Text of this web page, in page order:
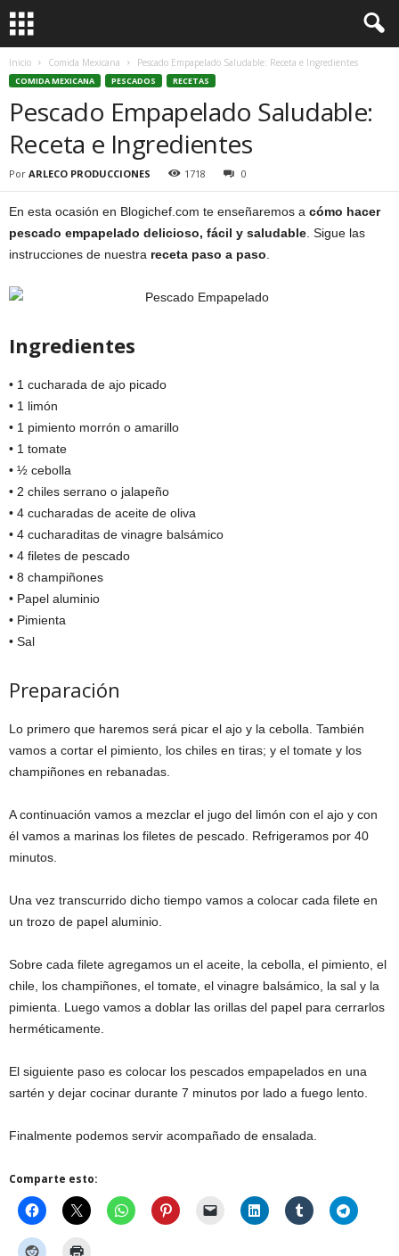
Inicio Comida Mexicana Pescado Empapelado Saludable: Receta e Ingredientes
COMIDA MEXICANA PESCADOS RECETAS
Pescado Empapelado Saludable:
Receta e Ingredientes
Por ARLECO PRODUCCIONES 1718 0
En esta ocasión en Blogichef.com te enseñaremos a cómo hacer
pescado empapelado delicioso, fácil y saludable . Sigue las
instrucciones de nuestra receta paso a paso
Ingredientes
• 1 cucharada de ajo picado
• 1 limón
• 1 pimiento morrón o amarillo
• 1 tomate
• ½ cebolla
• 2 chiles serrano o jalapeño
• 4 cucharadas de aceite de oliva
• 4 cucharaditas de vinagre balsámico
• 4 filetes de pescado
• 8 champiñones
• Papel aluminio
• Pimienta
• Sal
Preparación
Lo primero que haremos será picar el ajo y la cebolla. También
vamos a cortar el pimiento, los chiles en tiras; y el tomate y los
champiñones en rebanadas.
A continuación vamos a mezclar el jugo del limón con el ajo y con
él vamos a marinas los filetes de pescado. Refrigeramos por 40
minutos.
Una vez transcurrido dicho tiempo vamos a colocar cada filete en
un trozo de papel aluminio.
Sobre cada filete agregamos un el aceite, la cebolla, el pimiento, el
chile, los champiñones, el tomate, el vinagre balsámico, la sal y la
pimienta. Luego vamos a doblar las orillas del papel para cerrarlos
herméticamente.
El siguiente paso es colocar los pescados empapelados en una
sartén y dejar cocinar durante 7 minutos por lado a fuego lento.
Finalmente podemos servir acompañado de ensalada.
Comparte esto: